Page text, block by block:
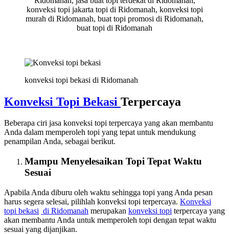
konveksi topi jakarta topi di Ridomanah, konveksi topi
murah di Ridomanah, buat topi promosi di Ridomanah,
buat topi di Ridomanah
konveksi topi bekasi di Ridomanah
Konveksi Topi Bekasi Terpercaya
Beberapa ciri jasa konveksi topi terpercaya yang akan membantu
Anda dalam memperoleh topi yang tepat untuk mendukung
penampilan Anda, sebagai berikut.
Mampu Menyelesaikan Topi Tepat Waktu
Sesuai
Apabila Anda diburu oleh waktu sehingga topi yang Anda pesan
harus segera selesai, pilihlah konveksi topi terpercaya. Konveksi
topi bekasi di Ridomanah merupakan konveksi topi terpercaya yang
akan membantu Anda untuk memperoleh topi dengan tepat waktu
sesuai yang dijanjikan.